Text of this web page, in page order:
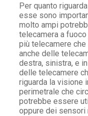
Per quanto
esse sono
molto ampi
telecamera a
più telecamere
anche delle
destra, sinistra, e
delle telecamere
riguarda la visione
perimetrale che
potrebbe essere
oppure dei sensori